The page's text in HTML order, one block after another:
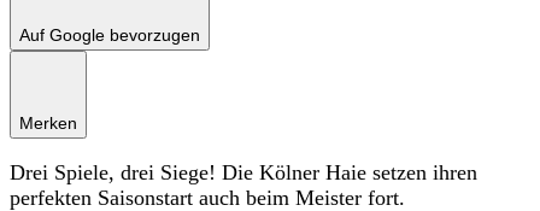
Auf Google bevorzugen
Merken
Drei Spiele, drei Siege! Die Kölner Haie setzen ihren
perfekten Saisonstart auch beim Meister fort.